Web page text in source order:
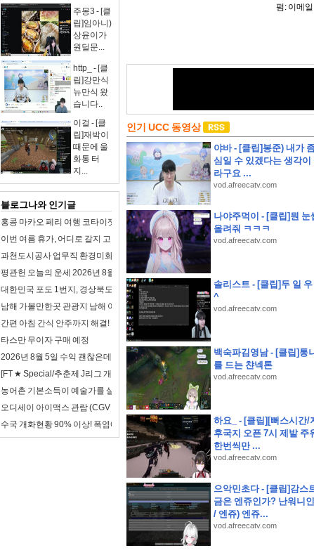
주몽3 - [클
립]임아니)
상윤이가
원딜문...
http_ - [클
립]강만식
뉴만식 왔
습니다..
이걸 - [클
립]재박이
때문에 울
화통 터
지...
블로그나와 인기글
홍콩 마카오 페리 여행 코타이젯 터보젯 가격 예약
이번 여름 휴가, 어디로 갈지 고민이라면? 동해안 해수욕장 개폐장 일정 지금 바로 확인
과천도시공사 업무직 환경미화 면접 합격자료 자기소개 스크립트 및 실제 면접 합격 답안
평관헌 오늘의 운세 2026년 8월 7일 계축日 입추
대한민국 포도 1번지, 경상북도!
남해 가볼만한곳 관광지 남해 여행 코스
간편 아침 간식 안주까지 해결! 동원 어델리 전자레인지 40초면 끝
타스만 무이자 구매 예정
2026년 8월 5일 수익 괜찮은데? 하지만 이제 안녕.
[FT ★ Special/추춘제 J리그 개막특집 2/3] 동기부여를 가득 채워라! J리그 백년구상리그
농어촌 기본소득이 예술가를 살리는 방법
오디세이 아이맥스 관람 (CGV 천호 아이맥스)
수국 개화현황 90% 이상! 폭염에도 아름다운 옥천묘목공원
펌: 이메일
인기 UCC 동영상
야바 - [클립]봉준) 내가
심일 수 있겠다는 생각이
라구요 ...
vod.afreecatv.com
나야주먹이 - [클립]뭔 눈
올려줘 ㅋㅋㅋ
vod.afreecatv.com
솔리스트 - [클립]두 일 우
^
vod.afreecatv.com
백숙파김영남 - [클립]통
를 드는 챤넥톤
vod.afreecatv.com
하요_ - [클립][뻐스시간/
후국지 오픈 7시 제발 주
한번씩만 ...
vod.afreecatv.com
으악민초다 - [클립]감스
금은 엔쥬인가? 난워니
/ 엔쥬) 엔쥬...
vod.afreecatv.com